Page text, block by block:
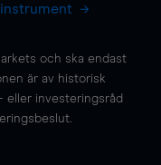
och ska endast
är av historisk
eller investeringsråd